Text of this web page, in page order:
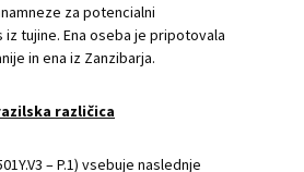
za potencialni
tujine. Ena oseba je pripotovala
in ena iz Zanzibarja.
različica
– P.1) vsebuje naslednje